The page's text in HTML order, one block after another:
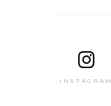
INSTAGRAM